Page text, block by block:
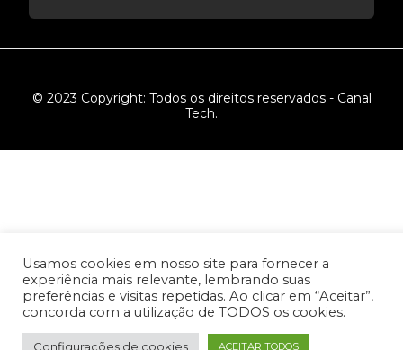
© 2023 Copyright: Todos os direitos reservados - Canal
Tech.
Usamos cookies em nosso site para fornecer a
experiência mais relevante, lembrando suas
preferências e visitas repetidas. Ao clicar em “Aceitar”,
concorda com a utilização de TODOS os cookies.
Configurações de cookies ACEITAR TODOS